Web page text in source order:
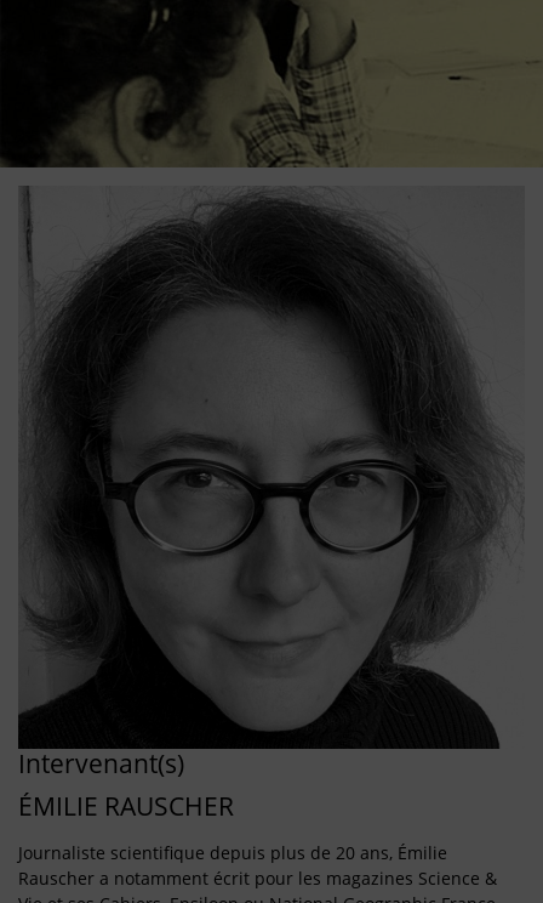
Intervenant(s)
ÉMILIE RAUSCHER
Journaliste scientifique depuis plus de 20 ans, Émilie
Rauscher a notamment écrit pour les magazines Science &